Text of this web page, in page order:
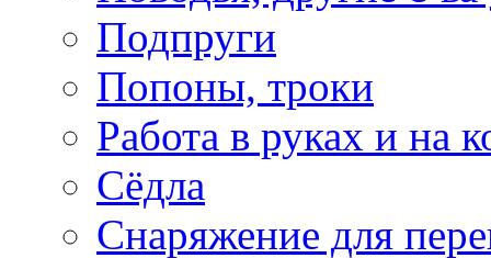
Подпруги
Попоны, троки
Работа в руках и на
Сёдла
Снаряжение для